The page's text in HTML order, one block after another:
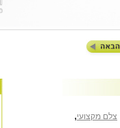
צלם מקצועי,